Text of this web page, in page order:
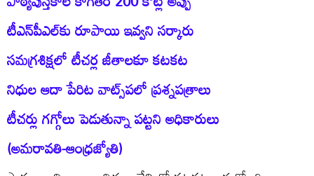
టీఎన్‌పీఎల్‌కు రూపాయి ఇవ్వని సర్కారు
సమగ్రశిక్షలో టీచర్ల జీతాలకూ కటకట
నిధుల ఆదా పేరిట వాట్స్‌పలో ప్రశ్నపత్రాలు
టీచర్లు గగ్గోలు పెడుతున్నా పట్టని అధికారులు
(అమరావతి-ఆంధ్రజ్యోతి)